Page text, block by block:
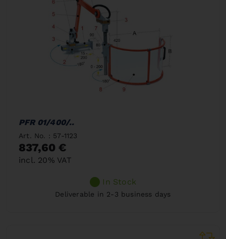
PFR 01/400/..
Art. No. : 57-1123
837,60 €
incl. 20% VAT
In Stock
Deliverable in 2-3 business days